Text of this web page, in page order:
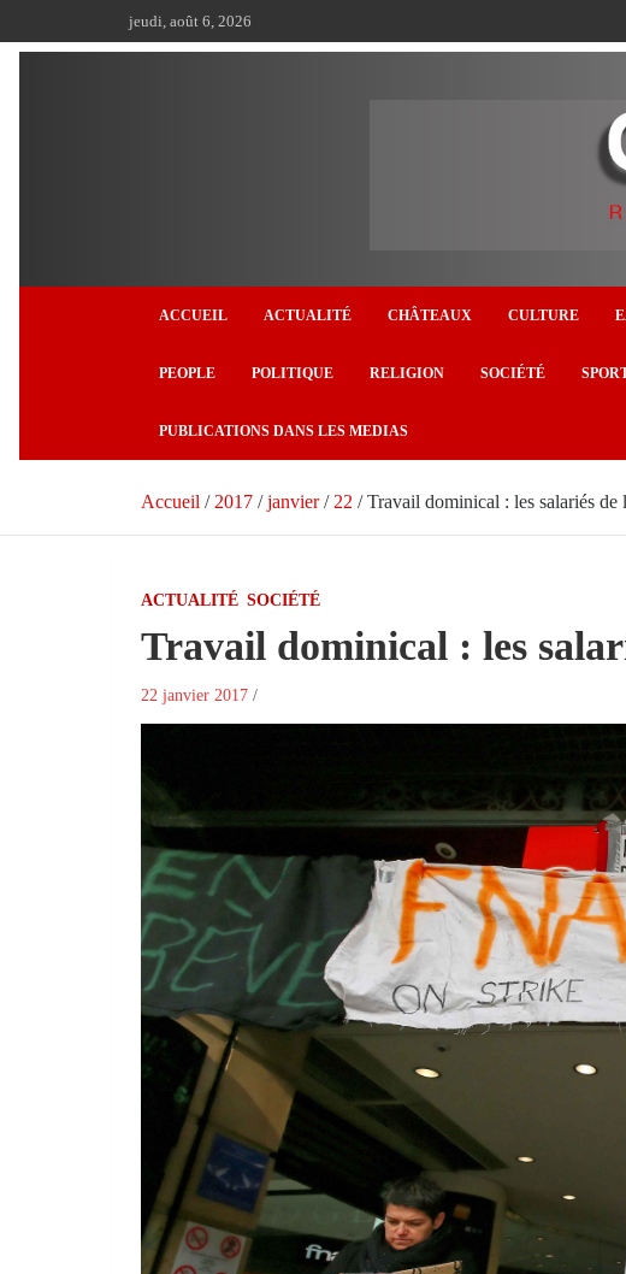
au
jeudi, août 6, 2026
ACCUEIL ACTUALITÉ CHÂTEAUX CULTURE
PEOPLE POLITIQUE RELIGION SOCIÉTÉ
PUBLICATIONS DANS LES MEDIAS
Accueil 2017 janvier 22 Travail dominical : les salariés de
ACTUALITÉ SOCIÉTÉ
Travail dominical : les
22 janvier 2017